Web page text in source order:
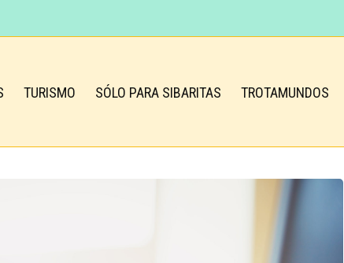
TURISMO SÓLO PARA SIBARITAS TROTAMUNDOS